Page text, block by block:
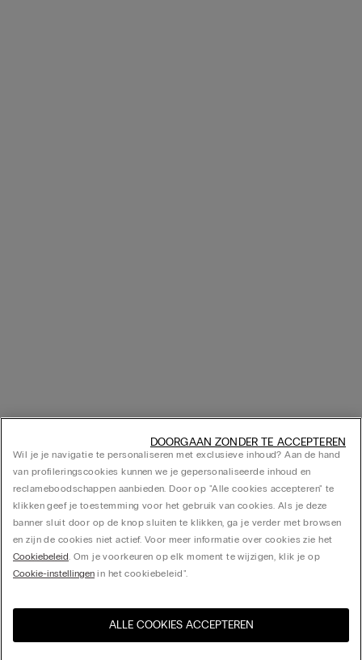
United States
Wil je je navigatie te personaliseren met exclusieve inhoud? Aan de hand
van profileringscookies kunnen we je gepersonaliseerde inhoud en
reclameboodschappen aanbieden. Door op "Alle cookies accepteren" te
klikken geef je toestemming voor het gebruik van cookies. Als je deze
banner sluit door op de knop sluiten te klikken, ga je verder met browsen
en zijn de cookies niet actief. Voor meer informatie over cookies zie het
Cookiebeleid. Om je voorkeuren op elk moment te wijzigen, klik je op
Cookie-instellingen in het cookiebeleid".
ALLE COOKIES ACCEPTEREN
DOORGAAN ZONDER TE ACCEPTEREN